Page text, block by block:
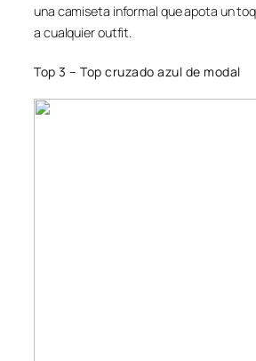
una camiseta informal que apota un
a cualquier outfit.
Top 3 – Top cruzado azul de modal